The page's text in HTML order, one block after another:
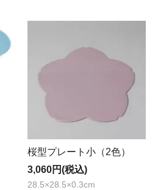
桜型プレート小（2色）
3,060円(税込)
28.5×28.5×0.3cm